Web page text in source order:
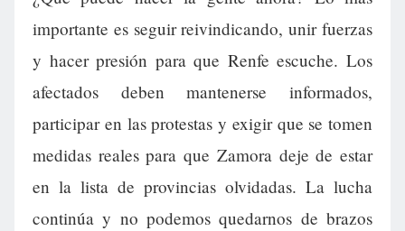
importante es seguir reivindicando, unir fuerzas
y hacer presión para que Renfe escuche. Los
afectados deben mantenerse informados,
participar en las protestas y exigir que se tomen
medidas reales para que Zamora deje de estar
en la lista de provincias olvidadas. La lucha
continúa y no podemos quedarnos de brazos